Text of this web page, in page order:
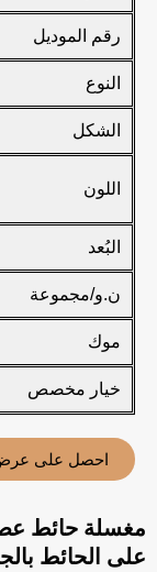
رقم الموديل
النوع
الشكل
اللون
البُعد
ن.و/مجموعة
موك
خيار مخصص
احصل على
مغسلة حائط
على الحائط